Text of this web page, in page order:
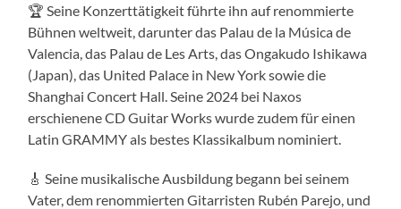
🏆 Seine Konzerttätigkeit führte ihn auf renommierte
Bühnen weltweit, darunter das Palau de la Música de
Valencia, das Palau de Les Arts, das Ongakudo Ishikawa
(Japan), das United Palace in New York sowie die
Shanghai Concert Hall. Seine 2024 bei Naxos
erschienene CD Guitar Works wurde zudem für einen
Latin GRAMMY als bestes Klassikalbum nominiert.
🎸 Seine musikalische Ausbildung begann bei seinem
Vater, dem renommierten Gitarristen Rubén Parejo, und